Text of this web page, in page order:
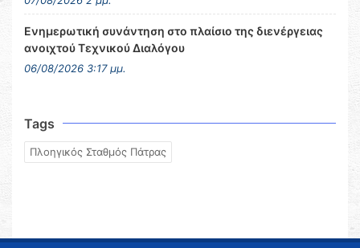
Ενημερωτική συνάντηση στο πλαίσιο της διενέργειας
ανοιχτού Τεχνικού Διαλόγου
06/08/2026 3:17 μμ.
Tags
Πλοηγικός Σταθμός Πάτρας